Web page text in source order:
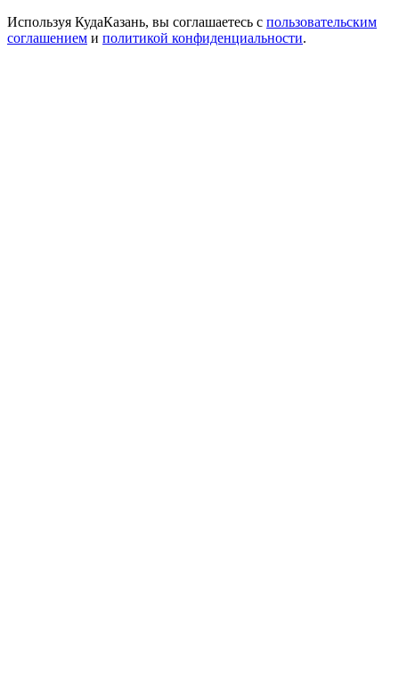
Используя КудаКазань, вы соглашаетесь с пользовательским
соглашением и политикой конфиденциальности.